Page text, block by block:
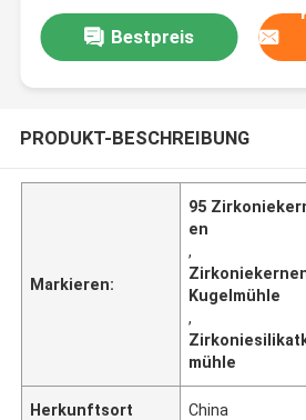
Bestpreis
PRODUKT-BESCHREIBUNG
Markieren:
95
en
,
Kugelmühle
,
mühle
Herkunftsort China